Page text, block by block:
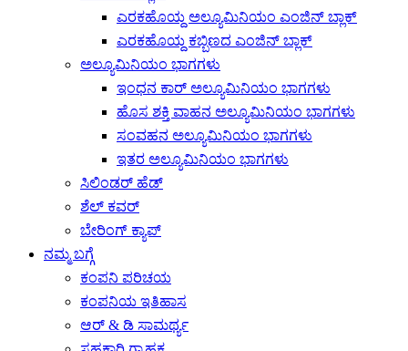
ಎರಕಹೊಯ್ದ ಅಲ್ಯೂಮಿನಿಯಂ ಎಂಜಿನ್ ಬ್ಲಾಕ್
ಎರಕಹೊಯ್ದ ಕಬ್ಬಿಣದ ಎಂಜಿನ್ ಬ್ಲಾಕ್
ಅಲ್ಯೂಮಿನಿಯಂ ಭಾಗಗಳು
ಇಂಧನ ಕಾರ್ ಅಲ್ಯೂಮಿನಿಯಂ ಭಾಗಗಳು
ಹೊಸ ಶಕ್ತಿ ವಾಹನ ಅಲ್ಯೂಮಿನಿಯಂ ಭಾಗಗಳು
ಸಂವಹನ ಅಲ್ಯೂಮಿನಿಯಂ ಭಾಗಗಳು
ಇತರ ಅಲ್ಯೂಮಿನಿಯಂ ಭಾಗಗಳು
ಸಿಲಿಂಡರ್ ಹೆಡ್
ಶೆಲ್ ಕವರ್
ಬೇರಿಂಗ್ ಕ್ಯಾಪ್
ನಮ್ಮ ಬಗ್ಗೆ
ಕಂಪನಿ ಪರಿಚಯ
ಕಂಪನಿಯ ಇತಿಹಾಸ
ಆರ್ & ಡಿ ಸಾಮರ್ಥ್ಯ